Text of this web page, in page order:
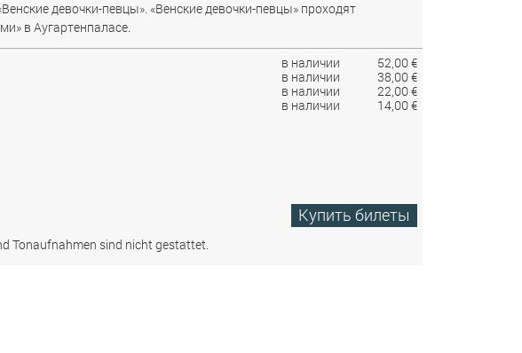
девочки-певцы». «Венские девочки-певцы» проходят
в Аугартенпаласе.
в наличии
52,00 €
в наличии
38,00 €
в наличии
22,00 €
в наличии
14,00 €
Купить билеты
Tonaufnahmen sind nicht gestattet.